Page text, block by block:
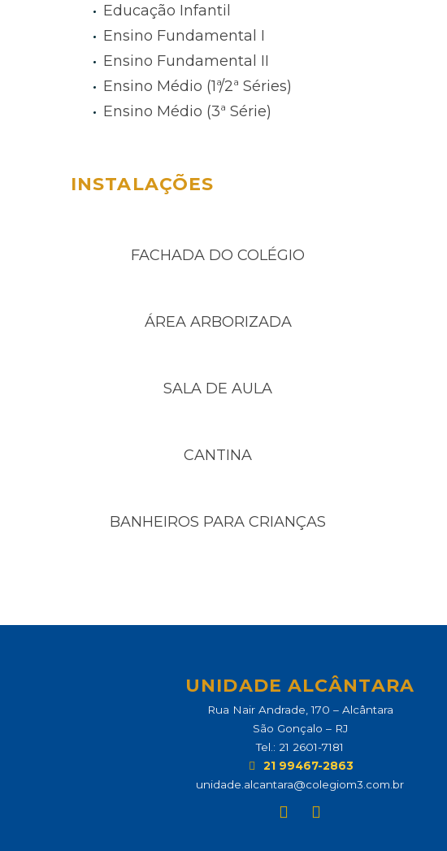
Educação Infantil
Ensino Fundamental I
Ensino Fundamental II
Ensino Médio (1ª/2ª Séries)
Ensino Médio (3ª Série)
INSTALAÇÕES
FACHADA DO COLÉGIO
ÁREA ARBORIZADA
SALA DE AULA
CANTINA
BANHEIROS PARA CRIANÇAS
UNIDADE ALCÂNTARA
Rua Nair Andrade, 170 – Alcântara
São Gonçalo – RJ
Tel.: 21 2601-7181
21 99467-2863
unidade.alcantara@colegiom3.com.br